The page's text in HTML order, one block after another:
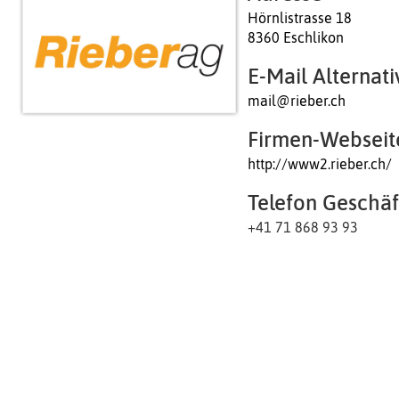
Hörnlistrasse 18
8360 Eschlikon
E-Mail
mail@rieber.ch
Firmen-
http://www2.rieber.ch/
Telefon
+41 71 868 93 93